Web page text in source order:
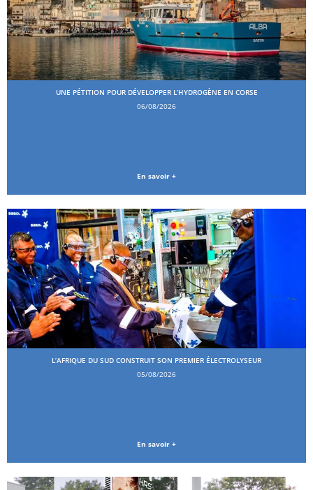
UNE PÉTITION POUR DÉVELOPPER L’HYDROGÈNE EN CORSE
06/08/2026
En savoir +
L’AFRIQUE DU SUD CONSTRUIT SON PREMIER ÉLECTROLYSEUR
05/08/2026
En savoir +